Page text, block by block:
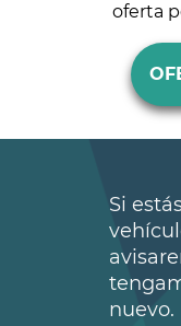
oferta
Si
nuevo.